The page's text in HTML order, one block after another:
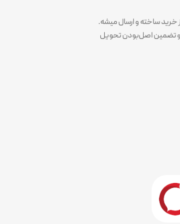
ساخته و ارسال میشه.
هست. همه محصولات با ۷ روز ضمانت بازگشت کالا و تضمین اصل‌بودن تحویل